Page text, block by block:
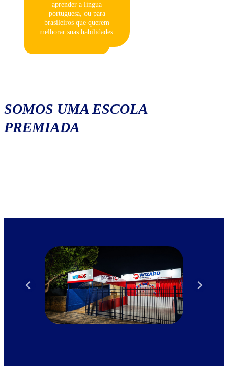
aprender a língua
portuguesa, ou para
brasileiros que querem
melhorar suas habilidades.
SOMOS UMA ESCOLA
PREMIADA